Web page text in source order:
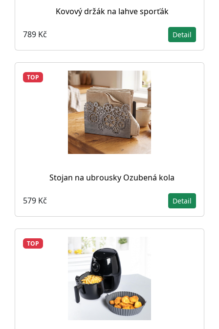
Kovový držák na lahve sporťák
789 Kč Detail
TOP
Stojan na ubrousky Ozubená kola
579 Kč Detail
TOP